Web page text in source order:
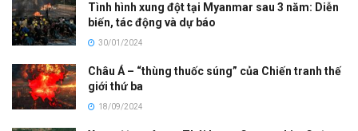
Tình hình xung đột tại Myanmar sau 3 năm: Diễn
biến, tác động và dự báo
30/01/2024
Châu Á – “thùng thuốc súng” của Chiến tranh thế
giới thứ ba
18/09/2024